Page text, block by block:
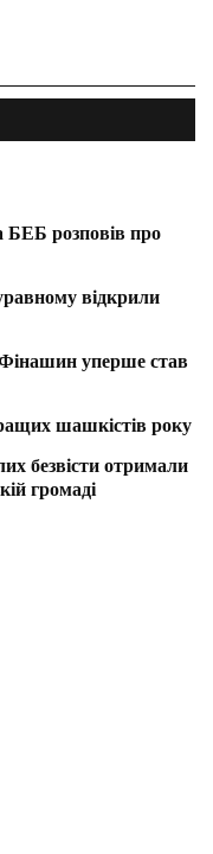
БЕБ розповів про
відкрили
уперше став
шашкістів року
безвісти отримали
громаді